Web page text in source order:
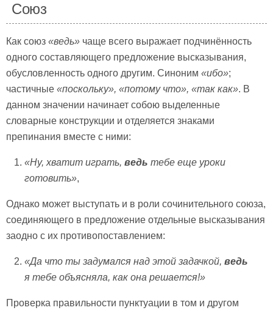
Союз
Как союз «ведь» чаще всего выражает подчинённость
одного составляющего предложение высказывания,
обусловленность одного другим. Синоним «ибо»;
частичные «поскольку», «потому что», «так как». В
данном значении начинает собою выделенные
словарные конструкции и отделяется знаками
препинания вместе с ними:
«Ну, хватит играть, ведь тебе еще уроки
готовить»,
Однако может выступать и в роли сочинительного союза,
соединяющего в предложение отдельные высказывания
заодно с их противопоставлением:
«Да что ты задумался над этой задачкой, ведь
я тебе объясняла, как она решается!»
Проверка правильности пунктуации в том и другом